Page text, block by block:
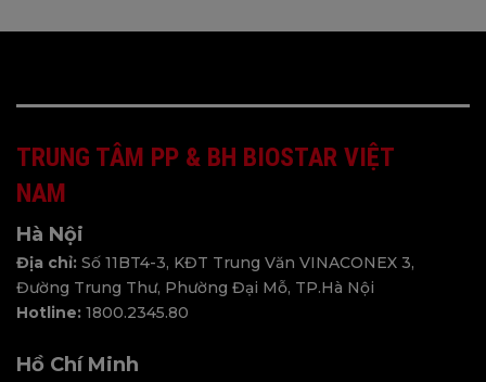
TRUNG TÂM PP & BH BIOSTAR VIỆT
NAM
Hà Nội
Địa chỉ: Số 11BT4-3, KĐT Trung Văn VINACONEX 3,
Đường Trung Thư, Phường Đại Mỗ, TP.Hà Nội
Hotline: 1800.2345.80
Hồ Chí Minh